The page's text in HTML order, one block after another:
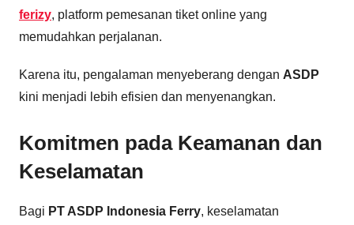
ferizy, platform pemesanan tiket online yang
memudahkan perjalanan.
Karena itu, pengalaman menyeberang dengan ASDP
kini menjadi lebih efisien dan menyenangkan.
Komitmen pada Keamanan dan
Keselamatan
Bagi PT ASDP Indonesia Ferry, keselamatan